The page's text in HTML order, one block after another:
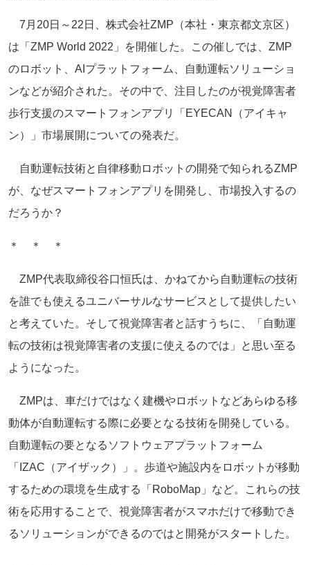
7月20日～22日、株式会社ZMP（本社・東京都文京区）
は「ZMP World 2022」を開催した。この催しでは、ZMP
のロボット、AIプラットフォーム、自動運転ソリューショ
ンなどが紹介された。その中で、注目したのが視覚障害者
歩行支援のスマートフォンアプリ「EYECAN（アイキャ
ン）」市場展開についての発表だ。
自動運転技術と自律移動ロボットの開発で知られるZMP
が、なぜスマートフォンアプリを開発し、市場投入するの
だろうか？
＊ ＊ ＊
ZMP代表取締役谷口恒氏は、かねてから自動運転の技術
を誰でも使えるユニバーサルなサービスとして提供したい
と考えていた。そして視覚障害者と話すうちに、「自動運
転の技術は視覚障害者の支援に使えるのでは」と思い至る
ようになった。
ZMPは、車だけではなく建機やロボットなどあらゆる移
動体が自動運転する際に必要となる技術を開発している。
自動運転の要となるソフトウェアプラットフォーム
「IZAC（アイザック）」。歩道や施設内をロボットが移動
するための環境を生成する「RoboMap」など。これらの技
術を応用することで、視覚障害者がスマホだけで移動でき
るソリューションができるのではと開発がスタートした。